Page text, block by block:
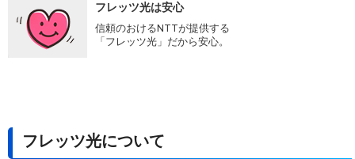
フレッツ光は安心
信頼のおけるNTTが提供する
「フレッツ光」だから安心。
フレッツ光について